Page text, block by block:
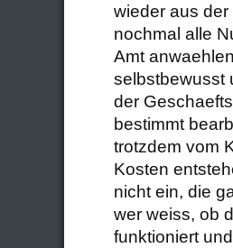
wieder aus
nochmal alle
Amt
selbstbewusst
der
bestimmt
trotzdem vom
Kosten
nicht ein, die
wer weiss, ob
funktioniert